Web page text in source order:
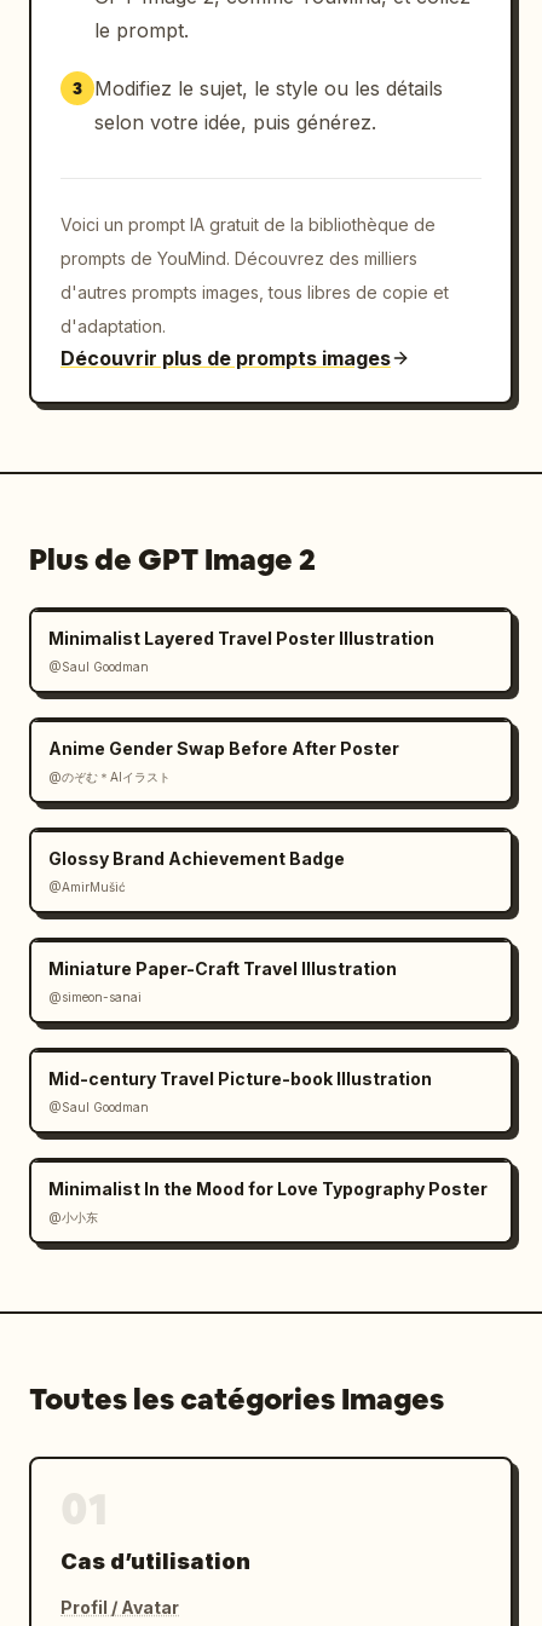
affiche romantique de pré-mariage, rendu
ultra-réaliste 8k, colorimétrie sépia chaude,
pas de personnes supplémentaires, pas de
pages supplémentaires, pas de filigrane, pas
le prompt.
3
Modifiez le sujet, le style ou les détails
selon votre idée, puis générez.
Voici un prompt IA gratuit de la bibliothèque de
prompts de YouMind. Découvrez des milliers
d'autres prompts images, tous libres de copie et
d'adaptation.
Découvrir plus de prompts images
Plus de GPT Image 2
Minimalist Layered Travel Poster Illustration
@Saul Goodman
Anime Gender Swap Before After Poster
@のぞむ＊AIイラスト
Glossy Brand Achievement Badge
@AmirMušić
Miniature Paper-Craft Travel Illustration
@simeon-sanai
Mid-century Travel Picture-book Illustration
@Saul Goodman
Minimalist In the Mood for Love Typography Poster
@小小东
Toutes les catégories Images
Cas d’utilisation
Profil / Avatar